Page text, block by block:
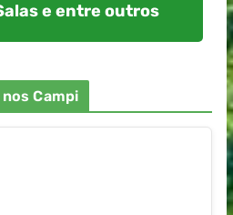
e entre outros
Campi